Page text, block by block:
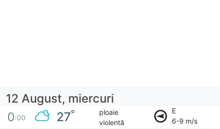
12 August, miercuri
0:00 27°
ploaie
violentă
E
6-9 m/s